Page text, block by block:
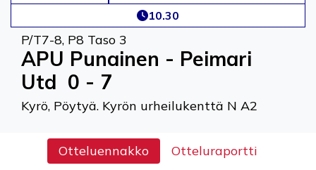
10.30
P/T7-8, P8 Taso 3
APU Punainen - Peimari
Utd 0 - 7
Kyrö, Pöytyä. Kyrön urheilukenttä N A2
Otteluennakko Otteluraportti